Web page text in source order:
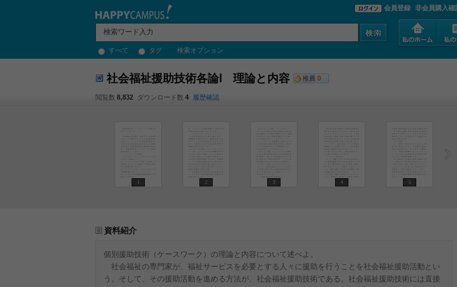
すべて タグ 検索オプション
会員登録 非会員購入確
社会福祉援助技術各論Ⅰ 理論と内容 推薦 0
閲覧数 8,832 ダウンロード数 4 履歴確認
1 2 3 4 5
資料紹介
個別援助技術（ケースワーク）の理論と内容について述べよ。
社会福祉の専門家が、福祉サービスを必要とする人々に援助を行うことを社会福祉援助活動とい
う。そして、その援助活動を進める方法が、社会福祉援助技術である。社会福祉援助技術には直接